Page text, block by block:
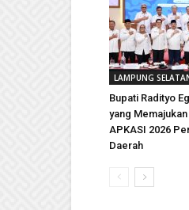
LAMPUNG
Bupati Radityo
yang
APKASI 2026
Daerah